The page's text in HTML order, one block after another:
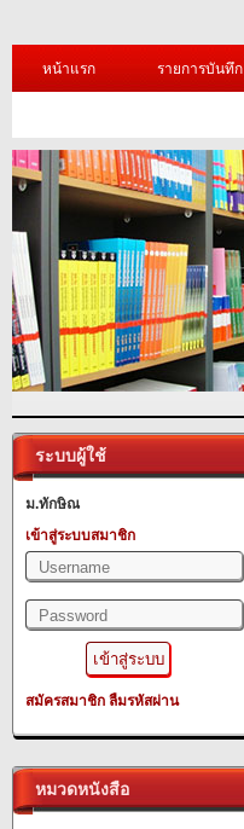
หน้าแรก รายการบันทึก
ระบบผู้ใช้
ม.ทักษิณ
เข้าสู่ระบบสมาชิก
สมัครสมาชิก ลืมรหัสผ่าน
หมวดหนังสือ